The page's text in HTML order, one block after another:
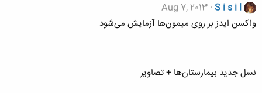
S i s i l
Aug 7, 2013
واکسن ایدز بر روی میمون‌ها آزمایش می‌شود
نسل جدید بیمارستان‌ها + تصاویر